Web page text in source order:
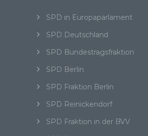
r
a
g
s
n
a
SPD in Europaparlament
SPD Deutschland
SPD Bundestragsfraktion
SPD Berlin
SPD Fraktion Berlin
SPD Reinickendorf
SPD Fraktion in der BVV